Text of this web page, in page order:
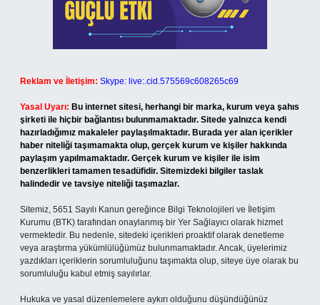
Reklam ve İletişim: Skype: live:.cid.575569c608265c69
Yasal Uyarı: Bu internet sitesi, herhangi bir marka, kurum veya şahıs
şirketi ile hiçbir bağlantısı bulunmamaktadır. Sitede yalnızca kendi
hazırladığımız makaleler paylaşılmaktadır. Burada yer alan içerikler
haber niteliği taşımamakta olup, gerçek kurum ve kişiler hakkında
paylaşım yapılmamaktadır. Gerçek kurum ve kişiler ile isim
benzerlikleri tamamen tesadüfidir. Sitemizdeki bilgiler taslak
halindedir ve tavsiye niteliği taşımazlar.
Sitemiz, 5651 Sayılı Kanun gereğince Bilgi Teknolojileri ve İletişim
Kurumu (BTK) tarafından onaylanmış bir Yer Sağlayıcı olarak hizmet
vermektedir. Bu nedenle, sitedeki içerikleri proaktif olarak denetleme
veya araştırma yükümlülüğümüz bulunmamaktadır. Ancak, üyelerimiz
yazdıkları içeriklerin sorumluluğunu taşımakta olup, siteye üye olarak bu
sorumluluğu kabul etmiş sayılırlar.
Hukuka ve yasal düzenlemelere aykırı olduğunu düşündüğünüz